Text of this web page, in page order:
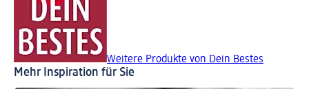
Weitere Produkte von Dein Bestes
Mehr Inspiration für Sie